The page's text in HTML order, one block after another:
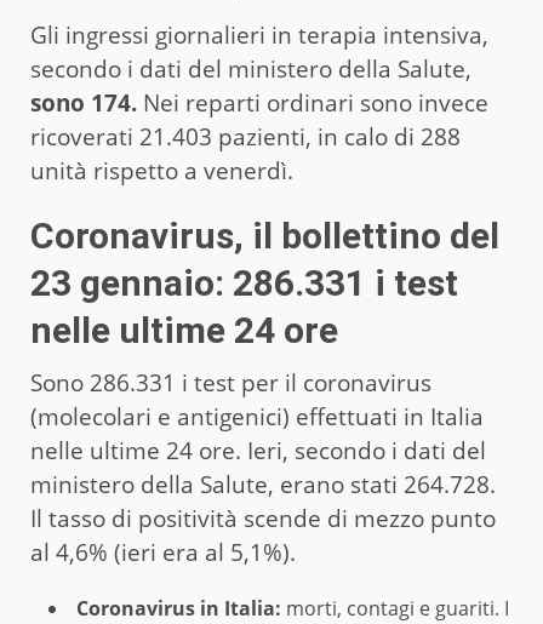
Gli ingressi giornalieri in terapia intensiva,
secondo i dati del ministero della Salute,
sono 174. Nei reparti ordinari sono invece
ricoverati 21.403 pazienti, in calo di 288
unità rispetto a venerdì.
Coronavirus, il bollettino del
23 gennaio: 286.331 i test
nelle ultime 24 ore
Sono 286.331 i test per il coronavirus
(molecolari e antigenici) effettuati in Italia
nelle ultime 24 ore. Ieri, secondo i dati del
ministero della Salute, erano stati 264.728.
Il tasso di positività scende di mezzo punto
al 4,6% (ieri era al 5,1%).
Coronavirus in Italia: morti, contagi e guariti. I